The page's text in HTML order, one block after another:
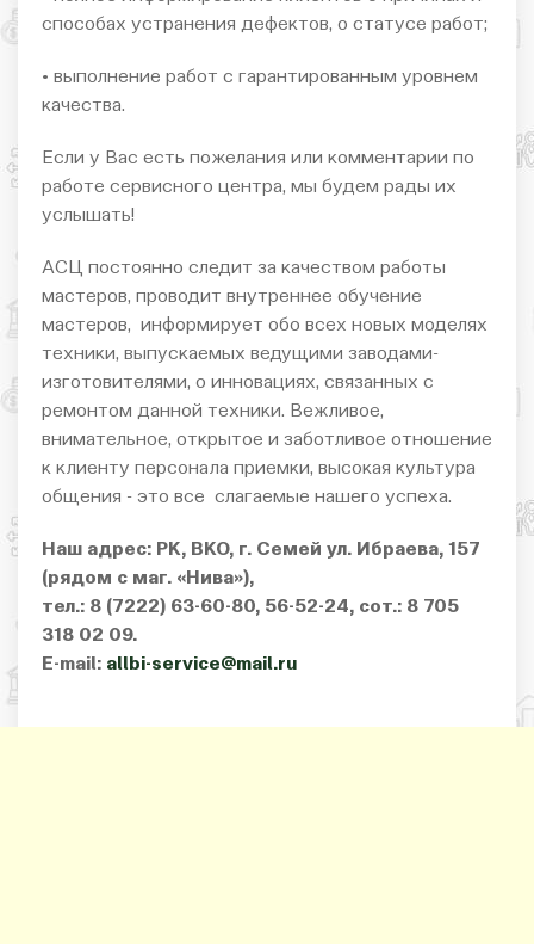
способах устранения дефектов, о статусе работ;
• выполнение работ с гарантированным уровнем
качества.
Если у Вас есть пожелания или комментарии по
работе сервисного центра, мы будем рады их
услышать!
АСЦ постоянно следит за качеством работы
мастеров, проводит внутреннее обучение
мастеров, информирует обо всех новых моделях
техники, выпускаемых ведущими заводами-
изготовителями, о инновациях, связанных с
ремонтом данной техники. Вежливое,
внимательное, открытое и заботливое отношение
к клиенту персонала приемки, высокая культура
общения - это все слагаемые нашего успеха.
Наш адрес: РК, ВКО, г. Семей ул. Ибраева, 157
(рядом с маг. «Нива»),
тел.: 8 (7222) 63-60-80, 56-52-24, сот.: 8 705
318 02 09.
E-mail: allbi-service@mail.ru